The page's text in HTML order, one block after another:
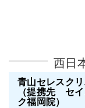
西日
青山セレスク
（提携先 セ
ク福岡院）